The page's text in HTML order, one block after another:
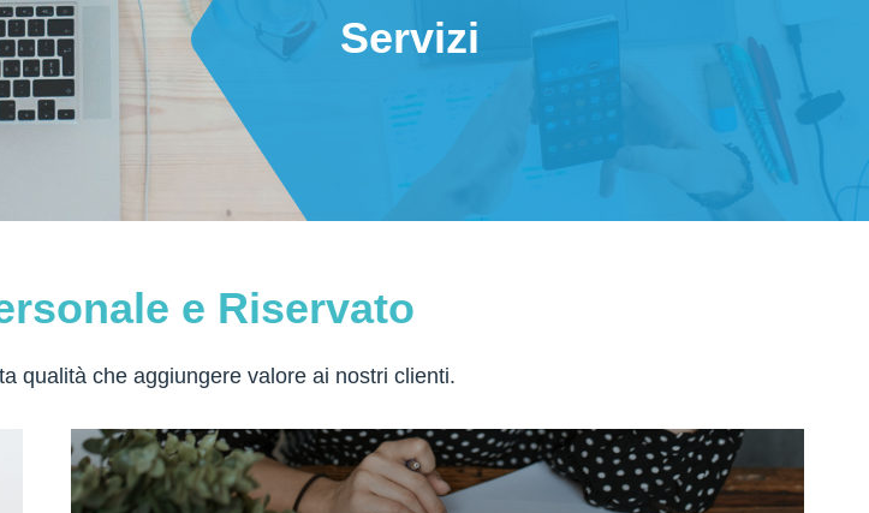
Servizi
e Riservato
qualità che aggiungere valore ai nostri clienti.